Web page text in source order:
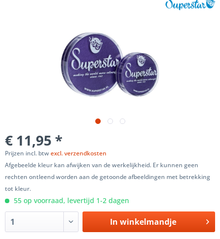
€ 11,95 *
Prijzen incl. btwexcl. verzendkosten
Afgebeelde kleur kan afwijken van de werkelijkheid. Er kunnen geen
rechten ontleend worden aan de getoonde afbeeldingen met betrekking
tot kleur.
55 op voorraad, levertijd 1-2 dagen
In winkelmandje